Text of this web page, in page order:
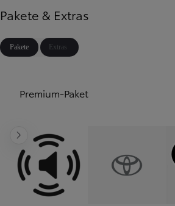
Pakete & Extras
Pakete Extras
Premium-Paket
Weiter